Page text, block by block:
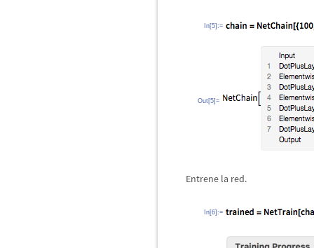
In[5]:=
Out[5]=
Entrene la red.
In[6]:=